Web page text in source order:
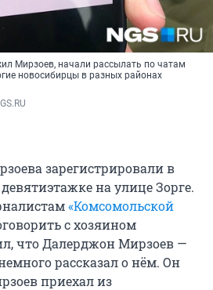
Мирзоев, начали рассылать по чатам
новосибирцы в разных районах
зарегистрировали в
на улице Зорге.
«Комсомольской
с хозяином
что Далерджон Мирзоев —
рассказал о нём. Он
приехал из